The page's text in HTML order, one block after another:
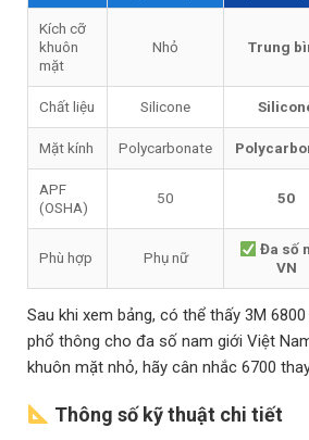
Kích cỡ
khuôn
mặt
Nhỏ Trung
Chất liệu Silicone
Mặt kính Polycarbonate
APF
(OSHA)
50 50
Phù hợp Phụ nữ
Đa số
VN
Sau khi xem bảng, có thể thấy 3M
phổ thông cho đa số nam giới Việt
khuôn mặt nhỏ, hãy cân nhắc 6700
Thông số kỹ thuật chi tiết